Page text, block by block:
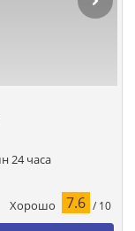
24 часа
Хорошо 7.6 / 10